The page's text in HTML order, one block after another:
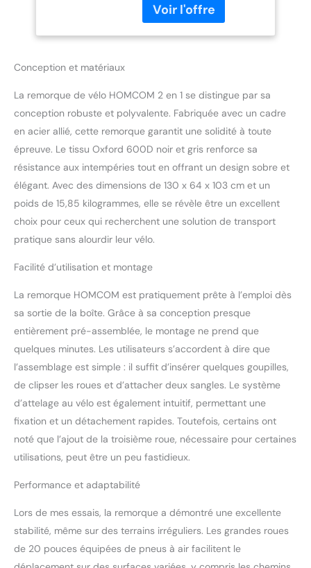
vélo, la poignée peut être
fixée ou retirée du
chariot, et lorsqu'elle est
cachée au bas du chariot.
PNEUS DE GRAND
DIAMÈTRE : Deux grandes
roues gonflables et une
roue avant universelle à
deux roues avec frein
vous permettent de
transporter et de charger
équipement Toujours
visible : quatre réflecteurs
arrière et un drapeau sont
permet d'arriver en toute
sécurité même dans des
conditions d'éclairage
difficiles. Remorque fiable
dispose d'un sac de
rangement robuste avec
une housse pratique pour
protéger votre cargaison
de la pluie légère et du
vent. Vous pouvez
également retirer le sac
130 L x 64 l x 64/103 H
cm Max. Capacité de
charge : 40 kg
Conception et matériaux
La remorque de vélo HOMCOM 2 en 1 se distingue par sa
conception robuste et polyvalente. Fabriquée avec un cadre
en acier allié, cette remorque garantit une solidité à toute
épreuve. Le tissu Oxford 600D noir et gris renforce sa
résistance aux intempéries tout en offrant un design sobre et
élégant. Avec des dimensions de 130 x 64 x 103 cm et un
poids de 15,85 kilogrammes, elle se révèle être un excellent
choix pour ceux qui recherchent une solution de transport
pratique sans alourdir leur vélo.
Facilité d’utilisation et montage
La remorque HOMCOM est pratiquement prête à l’emploi dès
sa sortie de la boîte. Grâce à sa conception presque
entièrement pré-assemblée, le montage ne prend que
quelques minutes. Les utilisateurs s’accordent à dire que
l’assemblage est simple : il suffit d’insérer quelques goupilles,
de clipser les roues et d’attacher deux sangles. Le système
d’attelage au vélo est également intuitif, permettant une
fixation et un détachement rapides. Toutefois, certains ont
noté que l’ajout de la troisième roue, nécessaire pour certaines
utilisations, peut être un peu fastidieux.
Performance et adaptabilité
Lors de mes essais, la remorque a démontré une excellente
stabilité, même sur des terrains irréguliers. Les grandes roues
de 20 pouces équipées de pneus à air facilitent le